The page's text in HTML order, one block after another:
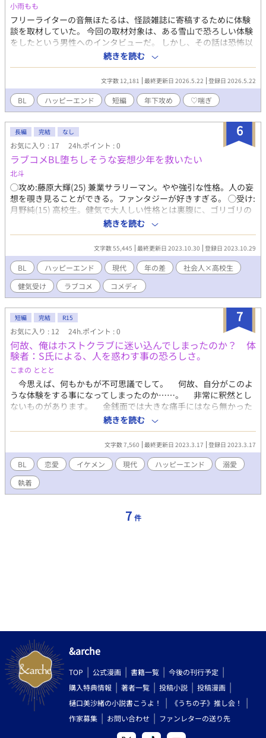
小雨もも
フリーライターの音無ほたるは、怪談雑誌に寄稿するために体験
談を取材していた。 今回の取材対象は、ある雪山で恐ろしい体験
をしたという男性へのインタビューだ。 しかし、その話は恐怖以
上になんともエロティックな体験が含まれていた――。 メインは
林業従事の若者×山小屋の管理人をしている年上の美人お兄さん
です。 BL×エロ×微ホラー？です。ハピエンです。軽度の♡喘ぎ
を含みます。
続きを読む
文字数 12,181 最終更新日 2026.5.22 登録日 2026.5.22
BL ハッピーエンド 短編 年下攻め ♡喘ぎ
6
長編 完結 なし
お気に入り : 17 24h.ポイント : 0
ラブコメBL堕ちしそうな妄想少年を救いたい
北斗
◯攻め:藤原大輝(25) 兼業サラリーマン。やや強引な性格。人の妄
想を覗き見ることができる。ファンタジーが好きすぎる。 ◯受け:
月野純(15) 高校生。健気で大人しい性格とは裏腹に、ゴリゴリの
ダークファンタジーを妄想している。 あらすじ 俺、藤原大輝
は、人の妄想を見ることができるサラリーマン。 満員電車の唯
一の楽しみは、ある地味な男子高校生のとびきり面白いダークで
本格的なファンタジー妄想を覗き見ること。 そんなある日、そ
の男子高校生が痴漢に遭っているところに出くわす。せっかくの
本格ファンタジー妄想が痴漢のせいで汚されることに憤慨し男子
高校生を助ける。また痴漢されるかもしれないと不安がる少年ー
ー月野純くんーーのボディーガードをすることになり、純くんと
だんだん仲良くなっていく。 しかし、純くんの妄想は次第にフ
ァンタジーが少なくなり、いつしか俺と純くんがいちゃいちゃデ
ートを繰り広げるラブコメBLだらけになっていた。 俺の癒しの
本格ファンタジーを返して！ このままではファンタジーの妄想
が見られなくなると危惧し、純くんをファンタジー漬けにしてフ
ァンタジーの楽しさを思い出させる作戦を発動することにする。
さっそくデートと称して、友人のファンタジー作家の公開イン
タビューに誘うこと成功した。 絶対に君の妄想をラブコメBL堕
ちから救ってみせる！ ありとあらゆる方法で男子高校生をファ
ンタジーの道へ戻そうとする俺と、何がなんでもラブコメBLを妄
想する男子高校生の熱い戦い（？）が始まるーー！
続きを読む
文字数 55,445 最終更新日 2023.10.30 登録日 2023.10.29
BL ハッピーエンド 現代 年の差
社会人×高校生
健気受け
ラブコメ コメディ
7
短編 完結 R15
お気に入り : 12 24h.ポイント : 0
何故、俺はホストクラブに迷い込んでしまったのか？ 体
験者：S氏による、人を惑わす事の恐ろしさ。
こまの ととと
今思えば、何もかもが不可思議でして。 何故、自分がこのよ
うな体験をする事になってしまったのか……。 非常に釈然とし
ないものがあります。 金銭面では大きな痛手にはなら無かった
のが、唯一の救いと言ってもいいでしょう。 それでは、お話し
致します。 その日は……。 そう話をする彼であったが、途中
から様子に違和感を感じた。 また、このインタビューの後、彼
とは連絡が取れていない。
続きを読む
文字数 7,560 最終更新日 2023.3.17 登録日 2023.3.17
BL 恋愛 イケメン 現代 ハッピーエンド
溺愛
執着
7 件
&arche
TOP 公式漫画 書籍一覧
今後の刊行予定
購入特典情報
著者一覧 投稿小説
投稿漫画
樋口美沙緒の小説書こうよ！
《うちの子》推し会！
作家募集
お問い合わせ ファンレターの送り先